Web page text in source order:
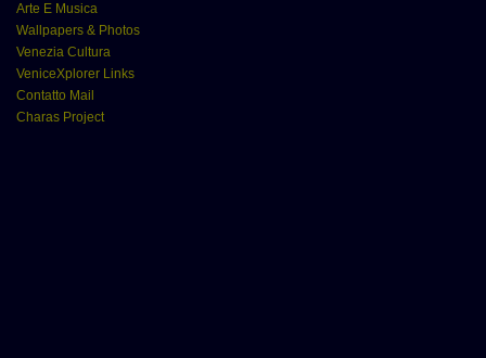
Arte E Musica
Wallpapers & Photos
Venezia Cultura
VeniceXplorer Links
Contatto Mail
Charas Project